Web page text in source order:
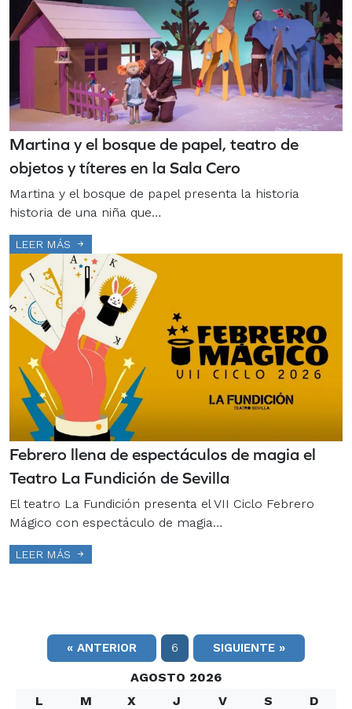
Martina y el bosque de papel, teatro de
objetos y títeres en la Sala Cero
Martina y el bosque de papel presenta la historia
historia de una niña que…
LEER MÁS
Febrero llena de espectáculos de magia el
Teatro La Fundición de Sevilla
El teatro La Fundición presenta el VII Ciclo Febrero
Mágico con espectáculo de magia…
LEER MÁS
« ANTERIOR 6 SIGUIENTE »
AGOSTO 2026
L
M X J V S
D